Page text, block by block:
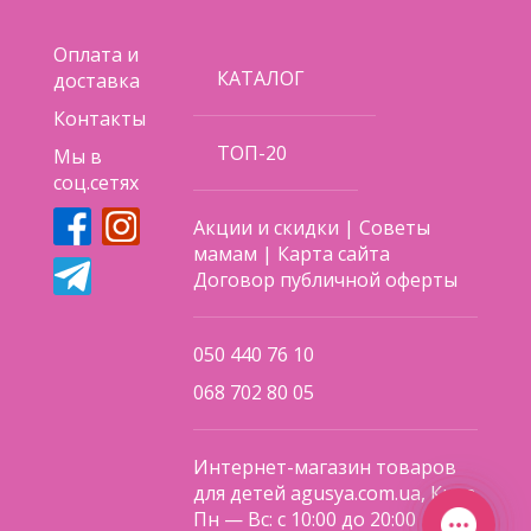
Оплата и
доставка
Контакты
Мы в
соц.сетях
КАТАЛОГ
ТОП-20
Акции и скидки |Советы
мамам | Карта сайта
Договор публичной оферты
050 440 76 10
068 702 80 05
Интернет-магазин товаров
для детей agusya.com.ua, Киев
Пн — Вс: с 10:00 до 20:00